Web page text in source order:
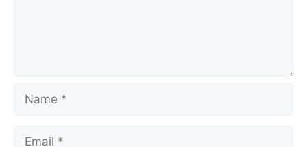
Name
Email